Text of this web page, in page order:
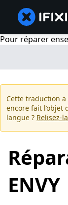
Pour réparer
Cette traduction a
encore fait l’objet
langue ? Relisez-la
ENVY